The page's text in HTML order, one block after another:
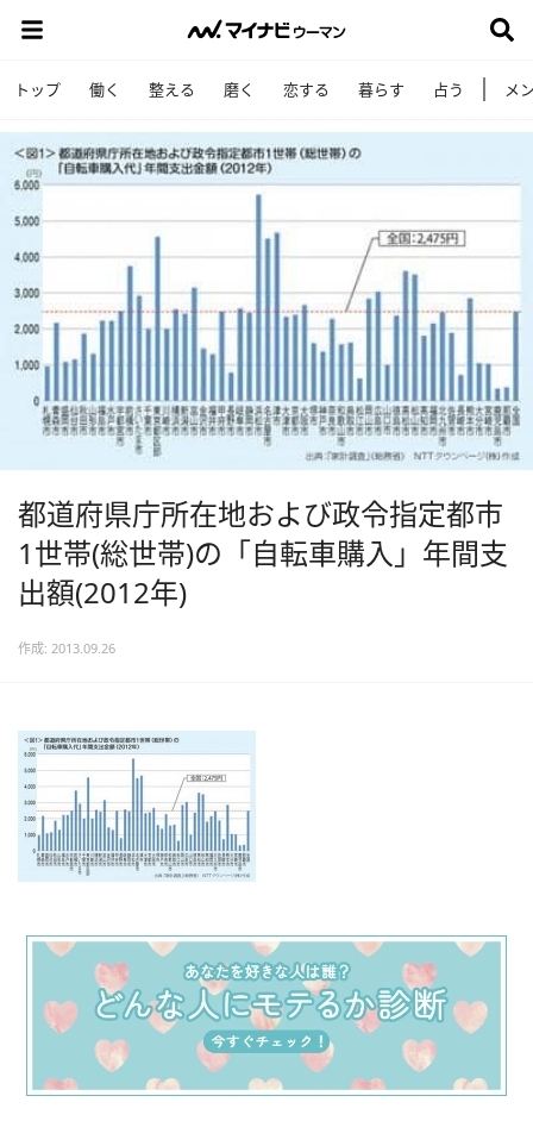
トップ 働く 整える 磨く 恋する 暮らす 占う メ
都道府県庁所在地および政令指定都市
1世帯(総世帯)の「自転車購入」年間支
出額(2012年)
作成: 2013.09.26